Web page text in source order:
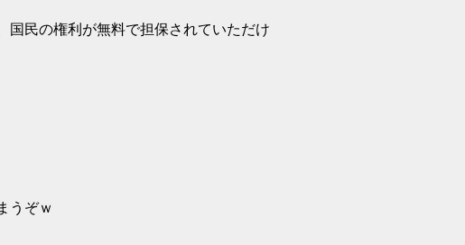
国民の権利が無料で担保されていただけ
うぞｗ